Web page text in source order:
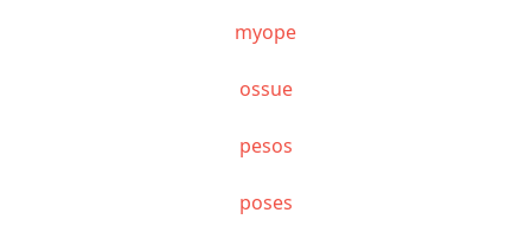
myope
ossue
pesos
poses